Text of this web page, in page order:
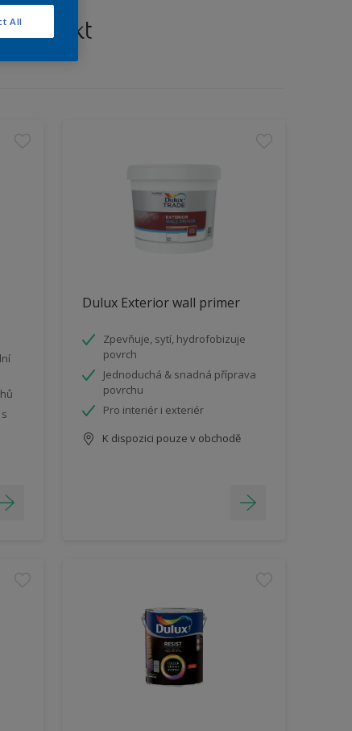
projekt
Dulux Exterior wall primer
Zpevňuje, sytí, hydrofobizuje
povrch
Jednoduchá & snadná příprava
povrchu
Pro interiér i exteriér
K dispozici pouze v obchodě
All